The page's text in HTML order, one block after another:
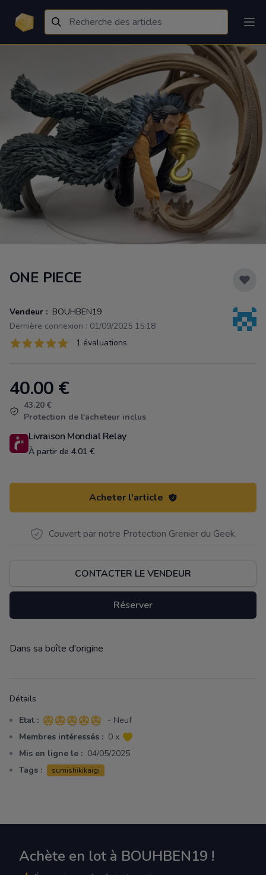
ONE PIECE
Vendeur : BOUHBEN19
Dernière connexion : 01/09/2025 15:18
Évaluations
1 sur 5 étoiles 1 évaluations
Product information
40.00 €
43.20 €
Protection de l'acheteur inclus
Livraison Mondial Relay
À partir de 4.01 €
Acheter l'article
Couvert par notre Protection Grenier du Geek.
CONTACTER LE VENDEUR
Réserver
Description
Dans sa boîte d'origine
Détails
Etat : 5 sur 5 étoiles
- Neuf
Membres intéressés : 0 x
Mis en ligne le : 04/05/2025
Tags :
sumishikikaigi
Achète en lot à BOUHBEN19 !